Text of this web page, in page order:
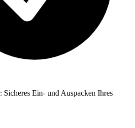
Sicheres Ein- und Auspacken Ihres